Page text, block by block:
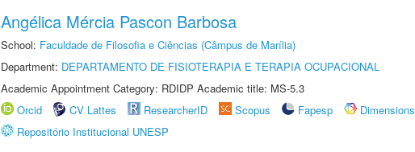
Angélica Mércia Pascon Barbosa
School: Faculdade de Filosofia e Ciências (Câmpus de Marília)
Department: DEPARTAMENTO DE FISIOTERAPIA E TERAPIA OCUPACIONAL
Academic Appointment Category: RDIDP Academic title: MS-5.3
Orcid
CV Lattes ResearcherID Scopus Fapesp
Dimensions
Repositório Institucional UNESP